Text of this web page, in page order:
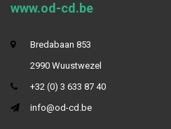
www.od-cd.be
Bredabaan 853
2990 Wuustwezel
+32 (0) 3 633 87 40
info@od-cd.be